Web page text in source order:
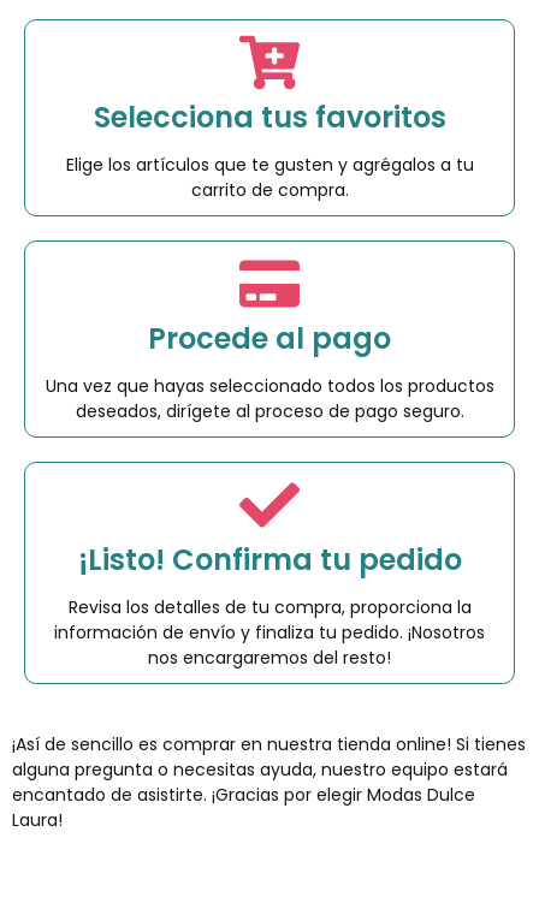
Selecciona tus favoritos
Elige los artículos que te gusten y agrégalos a tu
carrito de compra.
Procede al pago
Una vez que hayas seleccionado todos los productos
deseados, dirígete al proceso de pago seguro.
¡Listo! Confirma tu pedido
Revisa los detalles de tu compra, proporciona la
información de envío y finaliza tu pedido. ¡Nosotros
nos encargaremos del resto!
¡Así de sencillo es comprar en nuestra tienda online! Si tienes
alguna pregunta o necesitas ayuda, nuestro equipo estará
encantado de asistirte. ¡Gracias por elegir Modas Dulce
Laura!